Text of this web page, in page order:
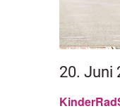
20. Juni